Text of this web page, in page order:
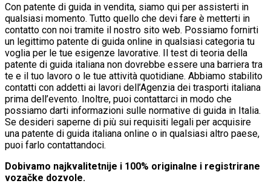
Con patente di guida in vendita, siamo qui per assisterti in
qualsiasi momento. Tutto quello che devi fare è metterti in
contatto con noi tramite il nostro sito web. Possiamo fornirti
un legittimo patente di guida online in qualsiasi categoria tu
voglia per le tue esigenze lavorative. Il test di teoria della
patente di guida italiana non dovrebbe essere una barriera tra
te e il tuo lavoro o le tue attività quotidiane. Abbiamo stabilito
contatti con addetti ai lavori dell’Agenzia dei trasporti italiana
prima dell’evento. Inoltre, puoi contattarci in modo che
possiamo darti informazioni sulle normative di guida in Italia.
Se desideri saperne di più sui requisiti legali per acquisire
una patente di guida italiana online o in qualsiasi altro paese,
puoi farlo contattandoci.
Dobivamo najkvalitetnije i 100% originalne i registrirane
vozačke dozvole.